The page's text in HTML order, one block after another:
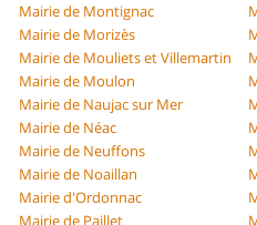
Mairie de Montignac
Mairie de Morizès
Mairie de Mouliets et Villemartin
Mairie de Moulon
Mairie de Naujac sur Mer
Mairie de Néac
Mairie de Neuffons
Mairie de Noaillan
Mairie d'Ordonnac